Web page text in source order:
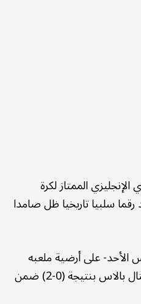
الممتاز لكرة
سلبيا تاريخيا ظل صامدا
على أرضية ملعبه
أولد ترافورد أمام ضيفه كريستال بالاس بنتيجة (0-2) ضمن